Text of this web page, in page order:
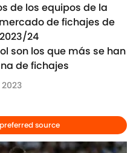
de los equipos de la
de fichajes de
24
son los que más se han
de fichajes
source